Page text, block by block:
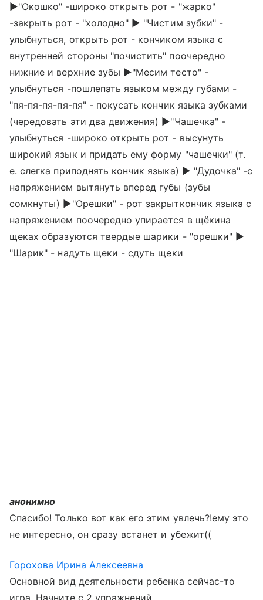
►"Окошко" -широко открыть рот - "жарко"
-закрыть рот - "холодно" ► "Чистим зубки" -
улыбнуться, открыть рот - кончиком языка с
внутренней стороны "почистить" поочередно
нижние и верхние зубы ►"Месим тесто" -
улыбнуться -пошлепать языком между губами -
"пя-пя-пя-пя-пя" - покусать кончик языка зубками
(чередовать эти два движения) ►"Чашечка" -
улыбнуться -широко открыть рот - высунуть
широкий язык и придать ему форму "чашечки" (т.
е. слегка приподнять кончик языка) ► "Дудочка" -с
напряжением вытянуть вперед губы (зубы
сомкнуты) ►"Орешки" - рот закрыткончик языка с
напряжением поочередно упирается в щёкина
щеках образуются твердые шарики - "орешки" ►
"Шарик" - надуть щеки - сдуть щеки
анонимно
Спасибо! Только вот как его этим увлечь?!ему это
не интересно, он сразу встанет и убежит((
Горохова Ирина Алексеевна
Основной вид деятельности ребенка сейчас-то
игра. Начните с 2 упражнений.